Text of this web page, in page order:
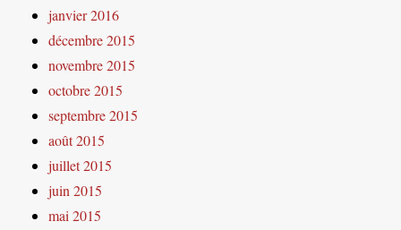
janvier 2016
décembre 2015
novembre 2015
octobre 2015
septembre 2015
août 2015
juillet 2015
juin 2015
mai 2015